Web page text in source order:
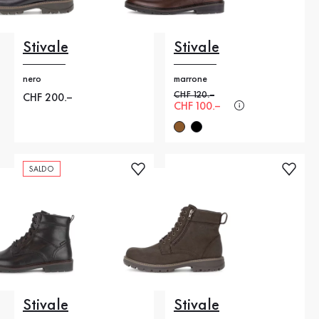
Stivale
nero
Nuovo prezzo
CHF 200.–
Stivale
marrone
Prezzo precedente
CHF 120.–
Nuovo prezzo
CHF 100.–
SALDO
Stivale Stivale